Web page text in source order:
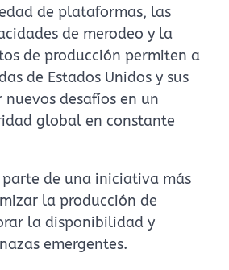
de plataformas, las
de merodeo y la
de producción permiten a
de Estados Unidos y sus
desafíos en un
global en constante
parte de una iniciativa más
la producción de
la disponibilidad y
emergentes.